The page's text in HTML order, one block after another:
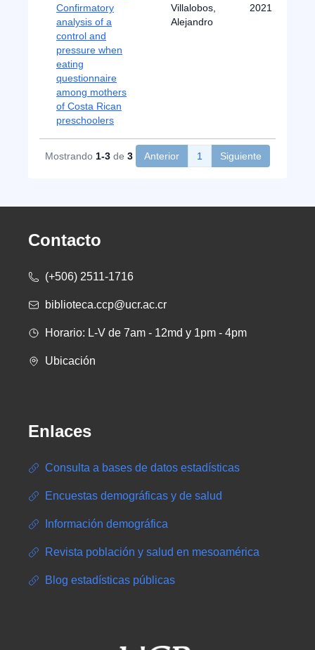
Confirmatory
analysis of a
control and
pressure when
eating
questionnaire
among mothers
of Costa Rican
preschoolers
Villalobos,
Alejandro
2021
Mostrando 1-3 de 3 Anterior 1 Siguiente
Contacto
(+506) 2511-1716
biblioteca.ccp@ucr.ac.cr
Horario: L-V de 7am - 12md y 1pm - 4pm
Ubicación
Enlaces
Consulta a bases de datos estadísticas
Encuestas demográficas y de salud
Información demográfica
Revista población y salud en mesoamérica
Blog estadísticas públicas